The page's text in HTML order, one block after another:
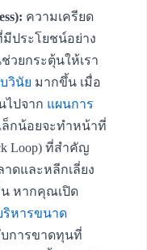
ความเครียด
ประโยชน์อย่าง
วยกระตุ้นให้เรา
วินัย มากขึ้น เมื่อ
ไปจาก แผนการ
ล็กน้อยจะทำหน้าที่
Loop) ที่สำคัญ
ดและหลีกเลี่ยง
น หากคุณเปิด
ริหารขนาด
การขาดทุนที่